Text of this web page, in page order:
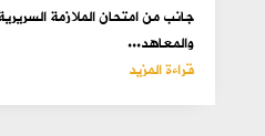
جانب من امتحان الملازمة
والمعاهد...
قراءة المزيد